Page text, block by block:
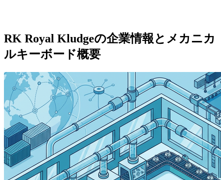
RK Royal Kludgeの企業情報とメカニカ
ルキーボード概要